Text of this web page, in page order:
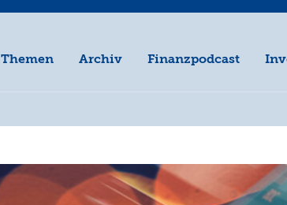
Themen Archiv Finanzpodcast